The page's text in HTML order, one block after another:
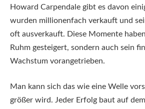
Howard Carpendale gibt es davon
wurden millionenfach verkauft und
oft ausverkauft. Diese Momente
Ruhm gesteigert, sondern auch sein
Wachstum vorangetrieben.
Man kann sich das wie eine Welle
größer wird. Jeder Erfolg baut auf